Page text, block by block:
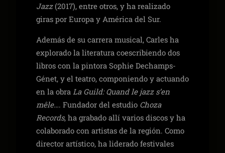
Jazz(2017), entre otros, y ha realizado
giras por Europa y América del Sur.
Además de su carrera musical, Carles ha
explorado la literatura coescribiendo dos
libros con la pintora Sophie Dechamps-
Génet, y el teatro, componiendo y actuando
en la obra La Guild: Quand le jazz s’en
mêle…. Fundador del estudio Choza
Records, ha grabado allí varios discos y ha
colaborado con artistas de la región. Como
director artístico, ha liderado festivales